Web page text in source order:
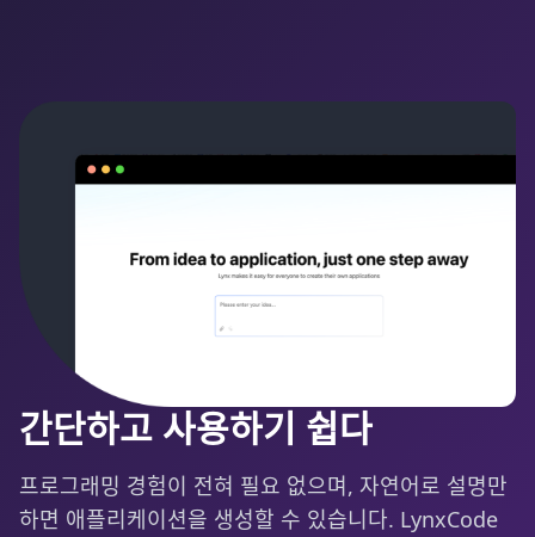
간단하고 사용하기 쉽다
프로그래밍 경험이 전혀 필요 없으며, 자연어로 설명만
하면 애플리케이션을 생성할 수 있습니다. LynxCode